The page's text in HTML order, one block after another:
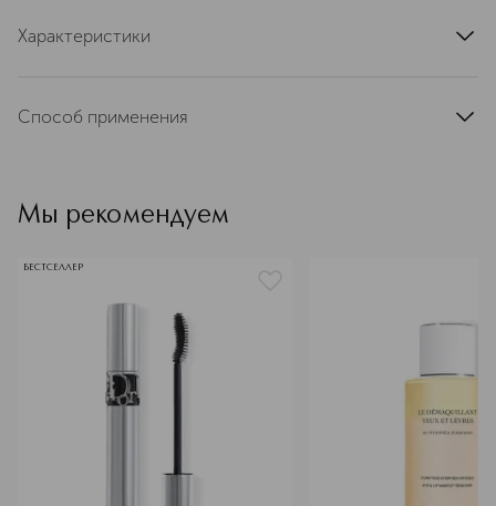
Характеристики
тип кожи
текстура
эффект
артикул
Способ применения
Мы рекомендуем
БЕСТСЕЛЛЕР